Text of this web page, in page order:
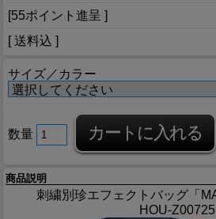
[55ポイント進呈 ]
[ 送料込 ]
サイズ／カラー
数量
商品説明
刺繍別珍エフェクトバッグ「
HOU-Z00725